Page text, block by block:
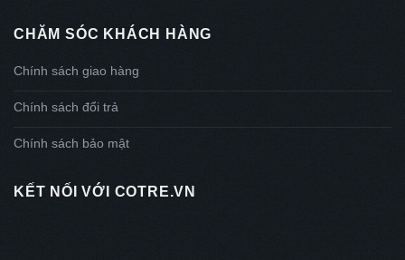
CHĂM SÓC KHÁCH HÀNG
Chính sách giao hàng
Chính sách đổi trả
Chính sách bảo mật
KẾT NỐI VỚI COTRE.VN